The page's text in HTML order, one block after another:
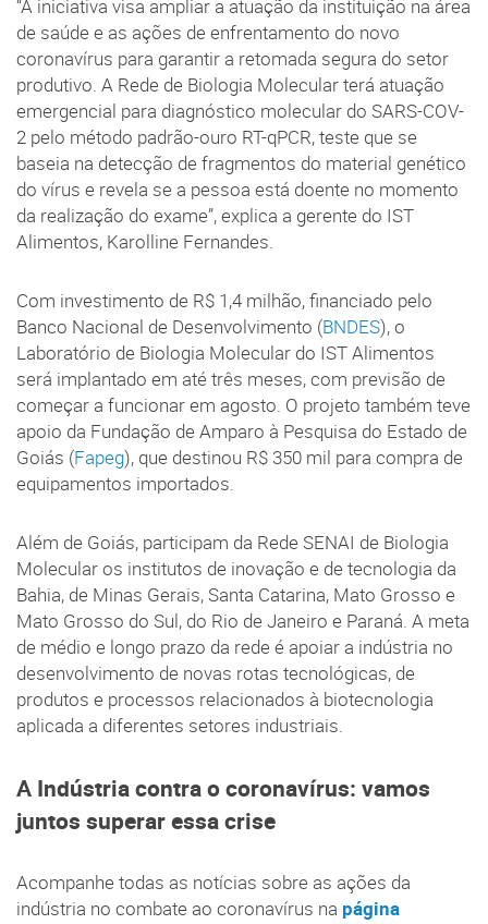
“A iniciativa visa ampliar a atuação da instituição na área
de saúde e as ações de enfrentamento do novo
coronavírus para garantir a retomada segura do setor
produtivo. A Rede de Biologia Molecular terá atuação
emergencial para diagnóstico molecular do SARS-COV-
2 pelo método padrão-ouro RT-qPCR, teste que se
baseia na detecção de fragmentos do material genético
do vírus e revela se a pessoa está doente no momento
da realização do exame”, explica a gerente do IST
Alimentos, Karolline Fernandes.
Com investimento de R$ 1,4 milhão, financiado pelo
Banco Nacional de Desenvolvimento (BNDES), o
Laboratório de Biologia Molecular do IST Alimentos
será implantado em até três meses, com previsão de
começar a funcionar em agosto. O projeto também teve
apoio da Fundação de Amparo à Pesquisa do Estado de
Goiás (Fapeg), que destinou R$ 350 mil para compra de
equipamentos importados.
Além de Goiás, participam da Rede SENAI de Biologia
Molecular os institutos de inovação e de tecnologia da
Bahia, de Minas Gerais, Santa Catarina, Mato Grosso e
Mato Grosso do Sul, do Rio de Janeiro e Paraná. A meta
de médio e longo prazo da rede é apoiar a indústria no
desenvolvimento de novas rotas tecnológicas, de
produtos e processos relacionados à biotecnologia
aplicada a diferentes setores industriais.
A Indústria contra o coronavírus: vamos
juntos superar essa crise
Acompanhe todas as notícias sobre as ações da
indústria no combate ao coronavírus na página